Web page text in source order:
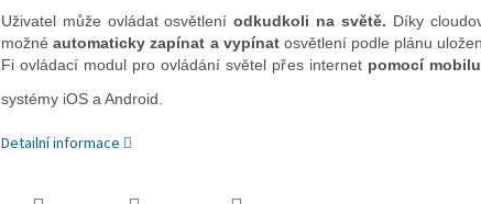
Uživatel může ovládat osvětleníodkudkoli na světě. Díky
možnéautomaticky zapínat a vypínatosvětlení podle plánu
Fi ovládací modul pro ovládání světel přes internet pomocí
systémy iOS a Android.
Detailní informace